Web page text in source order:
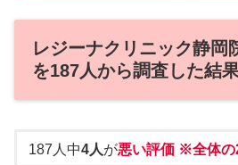
レジーナクリニック静岡
を187人から調査した結
187人中4人が悪い評価 ※全体の